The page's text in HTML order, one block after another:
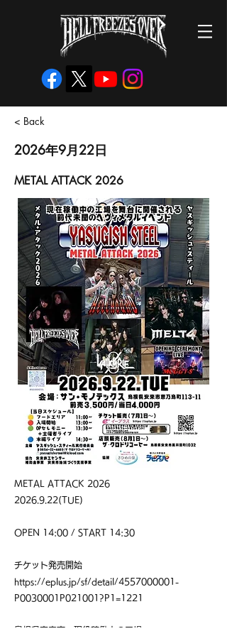
< Back
2026年9月22日
METAL ATTACK 2026
METAL ATTACK 2026
2026.9.22(TUE)
OPEN 14:00 / START 14:30
チケット発売開始
https://eplus.jp/sf/detail/4557000001-
P0030001P021001?P1=1221
島根県安来市、現役稼働中の工場